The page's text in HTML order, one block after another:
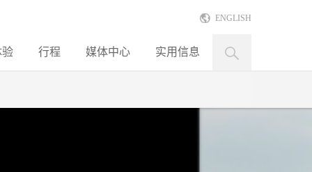
ENGLISH
验 行程 媒体中心 实用信息